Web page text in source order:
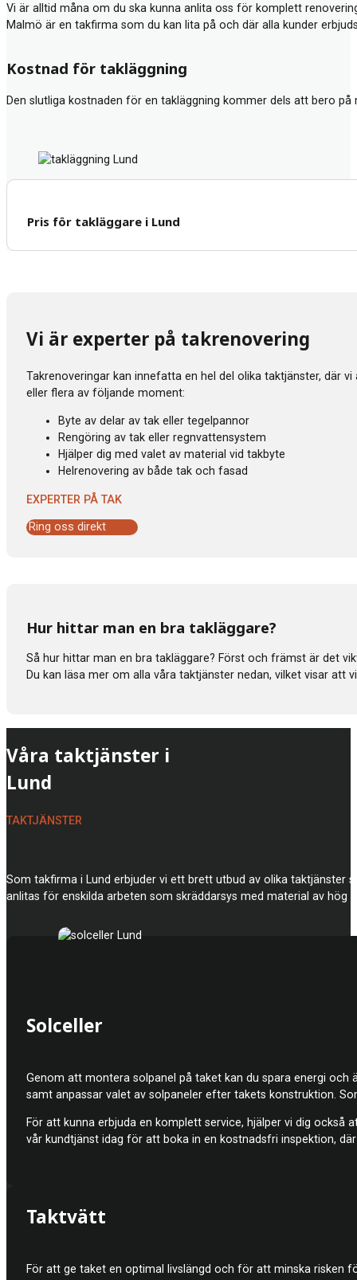
Vi är alltid måna om du ska kunna anlita oss för komplett
Malmö är en takfirma som du kan lita på och där alla kunder
Kostnad för takläggning
Den slutliga kostnaden för en takläggning kommer dels att bero
Pris för takläggare i Lund
Vi är experter på takrenovering
Takrenoveringar kan innefatta en hel del olika taktjänster, där
eller flera av följande moment:
Byte av delar av tak eller tegelpannor
Rengöring av tak eller regnvattensystem
Hjälper dig med valet av material vid takbyte
Helrenovering av både tak och fasad
EXPERTER PÅ TAK
Ring oss direkt
Hur hittar man en bra takläggare?
Så hur hittar man en bra takläggare? Först och främst är det
Du kan läsa mer om alla våra taktjänster nedan, vilket visar
Våra taktjänster i
Lund
TAKTJÄNSTER
Som takfirma i Lund erbjuder vi ett brett utbud av olika taktjänster
anlitas för enskilda arbeten som skräddarsys med material av hög
Solceller
Genom att montera solpanel på taket kan du spara energi och
samt anpassar valet av solpaneler efter takets konstruktion.
För att kunna erbjuda en komplett service, hjälper vi dig
vår kundtjänst idag för att boka in en kostnadsfri inspektion,
Taktvätt
För att ge taket en optimal livslängd och för att minska risken